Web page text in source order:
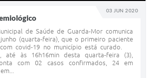
03 JUN 2020
de Saúde de Guarda-Mor comunica
(quarta-feira), que o primeiro paciente
com covid-19 no município está curado.
até às 16h16min desta quarta-feira (3),
com 02 casos confirmados, 24 em